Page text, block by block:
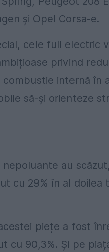
și Opel Corsa-e.
cele full electric
privind
internă în
să-și orienteze
nepoluante au
cu 29% în al
piețe a fost
cu 90,3%. Și pe